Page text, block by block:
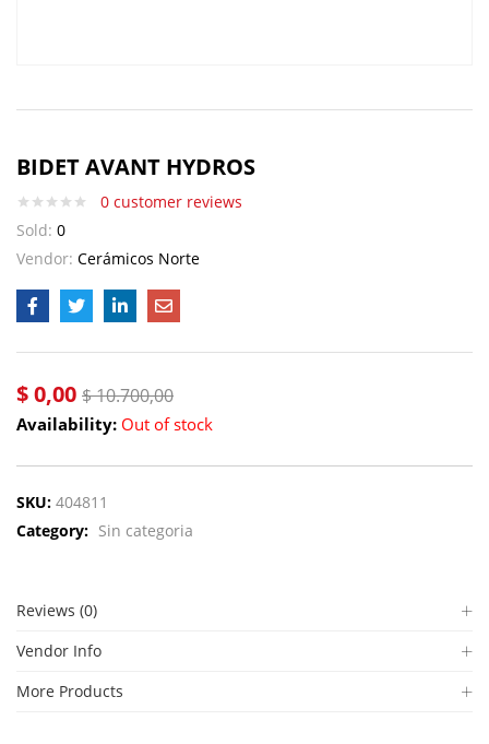
BIDET AVANT HYDROS
0 customer reviews
Sold: 0
Vendor: Cerámicos Norte
$0,00 $10.700,00
Availability: Out of stock
SKU: 404811
Category: Sin categoria
Reviews (0)
Vendor Info
More Products